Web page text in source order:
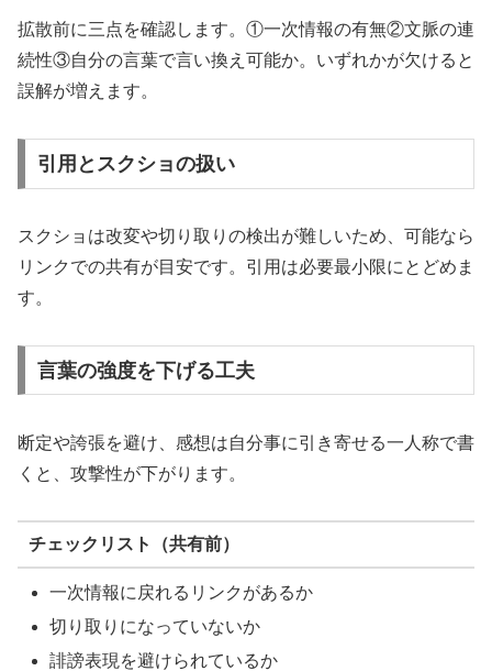
拡散前に三点を確認します。①一次情報の有無②文脈の連
続性③自分の言葉で言い換え可能か。いずれかが欠けると
誤解が増えます。
引用とスクショの扱い
スクショは改変や切り取りの検出が難しいため、可能なら
リンクでの共有が目安です。引用は必要最小限にとどめま
す。
言葉の強度を下げる工夫
断定や誇張を避け、感想は自分事に引き寄せる一人称で書
くと、攻撃性が下がります。
チェックリスト（共有前）
一次情報に戻れるリンクがあるか
切り取りになっていないか
誹謗表現を避けられているか